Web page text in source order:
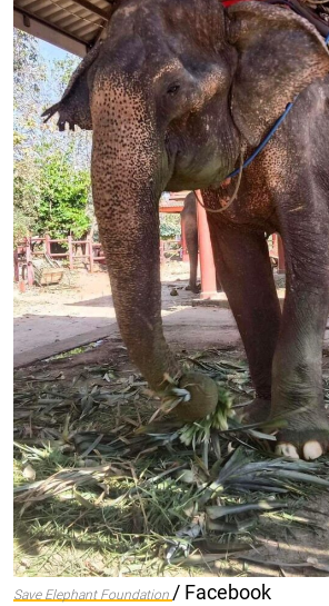
Save Elephant Foundation / Facebook